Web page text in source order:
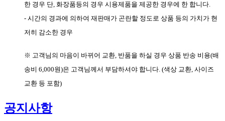
한 경우 단, 화장품등의 경우 시용제품을 제공한 경우에 한 합니다.
- 시간의 경과에 의하여 재판매가 곤란할 정도로 상품 등의 가치가 현
저히 감소한 경우
※ 고객님의 마음이 바뀌어 교환, 반품을 하실 경우 상품 반송 비용(배
송비 6,000원)은 고객님께서 부담하셔야 합니다. (색상 교환, 사이즈
교환 등 포함)
공지사항